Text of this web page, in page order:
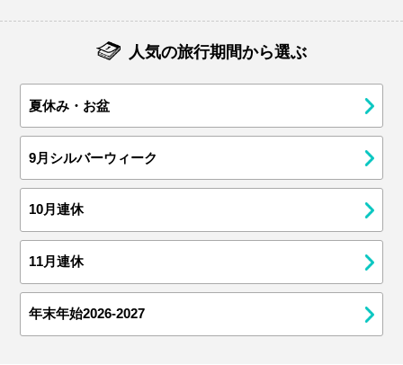
人気の旅行期間から選ぶ
夏休み・お盆
9月シルバーウィーク
10月連休
11月連休
年末年始2026-2027